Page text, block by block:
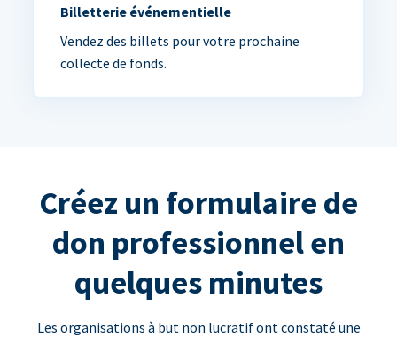
Billetterie événementielle
Vendez des billets pour votre prochaine
collecte de fonds.
Créez un formulaire de
don professionnel en
quelques minutes
Les organisations à but non lucratif ont constaté une